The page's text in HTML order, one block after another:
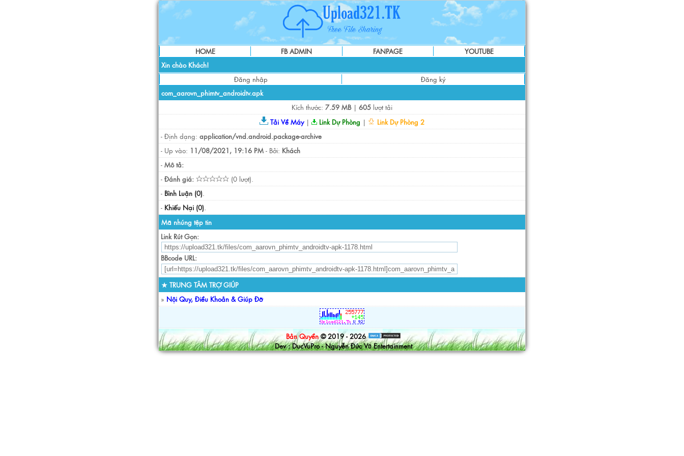
HOME FB ADMIN FANPAGE
YOUTUBE
Xin chào Khách!
Đăng nhập
Đăng ký
com_aarovn_phimtv_androidtv.apk
Kích thước: 7.59 MB| 605 lượt tải
Tải Về Máy| Link Dự Phòng |
Link Dự Phòng 2
- Định dạng: application/vnd.android.package-archive
- Up vào: 11/08/2021, 19:16 PM - Bởi: Khách
- Mô tả:
- Đánh giá:
(0 lượt).
- Bình Luận (0).
- Khiếu Nại (0).
Mã nhúng tệp tin
Link Rút Gọn:
BBcode URL:
★ TRUNG TÂM TRỢ GIÚP
» Nội Quy, Điều Khoản & Giúp Đỡ
Bản Quyền © 2019 - 2026
Dev : DucVuPro - Nguyễn Đức Vũ Entertainment